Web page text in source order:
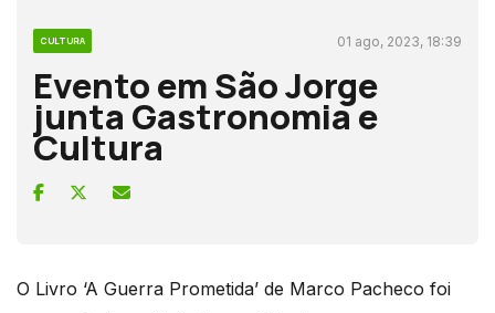
CULTURA 01 ago, 2023, 18:39
Evento em São Jorge
junta Gastronomia e
Cultura
O Livro ‘A Guerra Prometida’ de Marco Pacheco foi